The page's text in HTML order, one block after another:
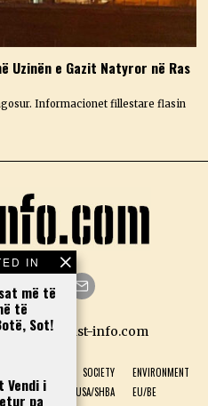
Uzinën e Gazit Natyror në Ras
Informacionet fillestare flasin
IN
më të
të
Sot!
Vendi i
pa
LinkedIn
Mast-info.com
SOCIETY
ENVIRONMENT
SPORT USA/SHBA
EU/BE